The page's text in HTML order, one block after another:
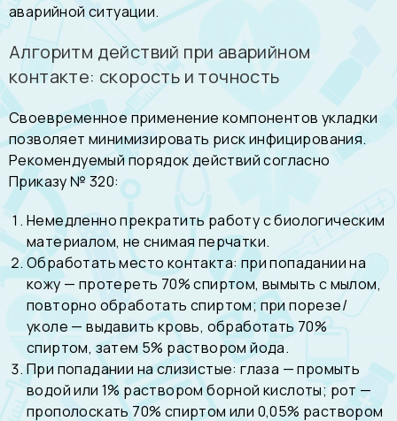
аварийной ситуации.
Алгоритм действий при аварийном
контакте: скорость и точность
Своевременное применение компонентов укладки
позволяет минимизировать риск инфицирования.
Рекомендуемый порядок действий согласно
Приказу № 320:
Немедленно прекратить работу с биологическим
материалом, не снимая перчатки.
Обработать место контакта: при попадании на
кожу — протереть 70% спиртом, вымыть с мылом,
повторно обработать спиртом; при порезе/
уколе — выдавить кровь, обработать 70%
спиртом, затем 5% раствором йода.
При попадании на слизистые: глаза — промыть
водой или 1% раствором борной кислоты; рот —
прополоскать 70% спиртом или 0,05% раствором